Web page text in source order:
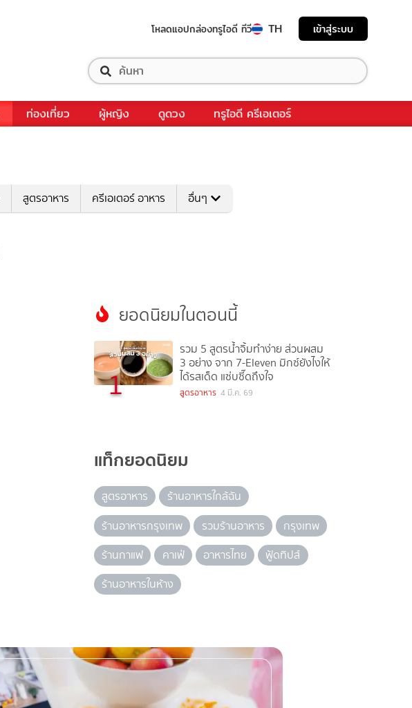
โหลดแอปกล่องทรูไอดี ทีวี TH เข้าสู่ระบบ
ท่องเที่ยว ผู้หญิง ดูดวง ทรูไอดี ครีเอเตอร์
สูตรอาหาร ครีเอเตอร์ อาหาร อื่นๆ
ยอดนิยมในตอนนี้
1
รวม 5 สูตรน้ำจิ้มทำง่าย ส่วนผสม
3 อย่าง จาก 7-Eleven มิกซ์ยังไงให้
ได้รสเด็ด แซ่บซี๊ดถึงใจ
สูตรอาหาร 4 มี.ค. 69
แท็กยอดนิยม
สูตรอาหาร
ร้านอาหารใกล้ฉัน
ร้านอาหารกรุงเทพ
รวมร้านอาหาร
กรุงเทพ
ร้านกาแฟ
คาเฟ่ อาหารไทย
ฟู้ดทิปส์
ร้านอาหารในห้าง